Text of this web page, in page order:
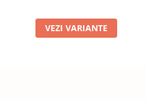
VEZI VARIANTE